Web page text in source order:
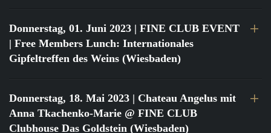
Donnerstag, 01. Juni 2023 | FINE CLUB EVENT
| Free Members Lunch: Internationales
Gipfeltreffen des Weins (Wiesbaden)
Donnerstag, 18. Mai 2023 | Chateau Angelus mit
Anna Tkachenko-Marie @ FINE CLUB
Clubhouse Das Goldstein (Wiesbaden)